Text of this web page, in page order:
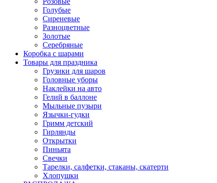
Голубые
Сиреневые
Разноцветные
Золотые
Серебряные
Коробка с шарами
Товары для праздника
Грузики для шаров
Головные уборы
Наклейки на авто
Гелий в баллоне
Мыльные пузыри
Язычки-гудки
Гримм детский
Гирлянды
Открытки
Пиньята
Свечки
Тарелки, салфетки, стаканы, скатерти
Хлопушки